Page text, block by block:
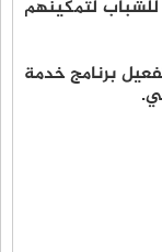
للشباب لتمكينهم
برنامج خدمة